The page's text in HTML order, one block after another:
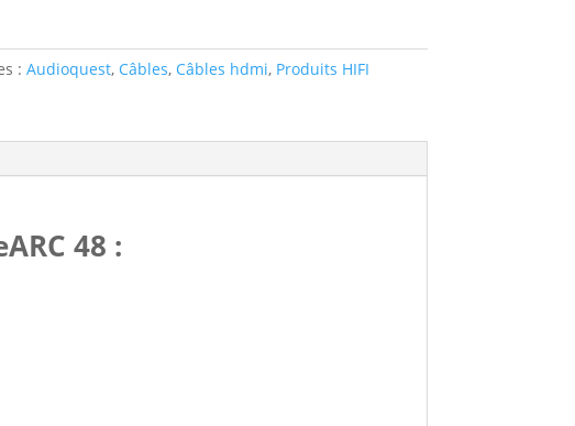
:Audioquest, Câbles, Câbles hdmi, Produits HIFI
48 :